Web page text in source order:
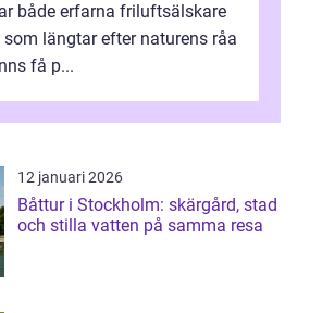
både erfarna friluftsälskare
längtar efter naturens råa
få p...
12 januari 2026
Båttur i Stockholm: skärgård, stad
och stilla vatten på samma resa